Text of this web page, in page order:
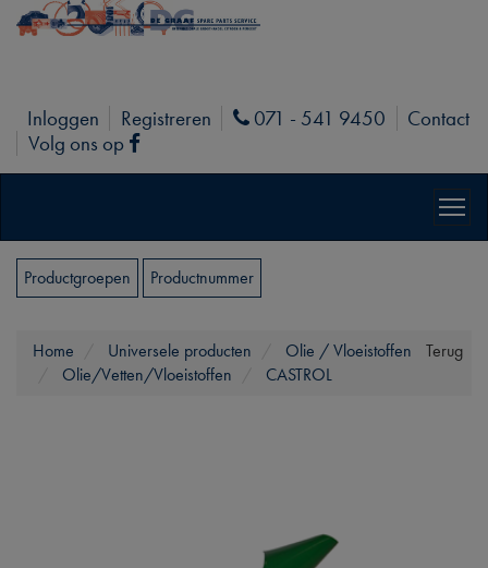
Inloggen Registreren Phone
071 - 541 9450
Contact
Volg ons op
Facebook
Productgroepen Productnummer
Terug
Home Universele producten
Olie / Vloeistoffen
Olie/Vetten/Vloeistoffen
CASTROL